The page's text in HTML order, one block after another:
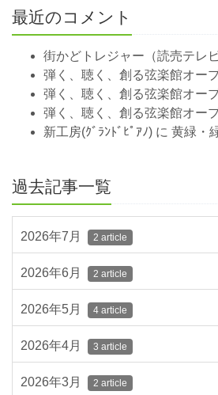
最近のコメント
街かどトレジャー（読売テレビ
弾く、聴く、創る弦楽館オー
弾く、聴く、創る弦楽館オー
弾く、聴く、創る弦楽館オー
新工房(ｸﾞﾗﾝﾄﾞﾋﾟｱﾉ) に 黄緑・
過去記事一覧
2026年7月 2 article
2026年6月 2 article
2026年5月 4 article
2026年4月 3 article
2026年3月 2 article